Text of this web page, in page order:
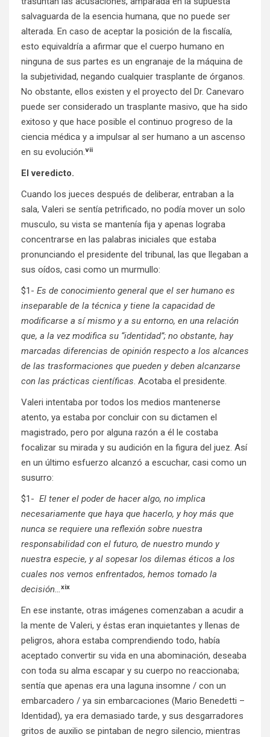
salvaguarda de la esencia humana, que no puede ser
alterada. En caso de aceptar la posición de la fiscalía,
esto equivaldría a afirmar que el cuerpo humano en
ninguna de sus partes es un engranaje de la máquina de
la subjetividad, negando cualquier trasplante de órganos.
No obstante, ellos existen y el proyecto del Dr. Canevaro
puede ser considerado un trasplante masivo, que ha sido
exitoso y que hace posible el continuo progreso de la
ciencia médica y a impulsar al ser humano a un ascenso
en su evolución.vii
El veredicto.
Cuando los jueces después de deliberar, entraban a la
sala, Valeri se sentía petrificado, no podía mover un solo
musculo, su vista se mantenía fija y apenas lograba
concentrarse en las palabras iniciales que estaba
pronunciando el presidente del tribunal, las que llegaban a
sus oídos, casi como un murmullo:
$1- Es de conocimiento general que el ser humano es
inseparable de la técnica y tiene la capacidad de
modificarse a sí mismo y a su entorno, en una relación
que, a la vez modifica su “identidad”; no obstante, hay
marcadas diferencias de opinión respecto a los alcances
de las trasformaciones que pueden y deben alcanzarse
con las prácticas científicas. Acotaba el presidente.
Valeri intentaba por todos los medios mantenerse
atento, ya estaba por concluir con su dictamen el
magistrado, pero por alguna razón a él le costaba
focalizar su mirada y su audición en la figura del juez. Así
en un último esfuerzo alcanzó a escuchar, casi como un
susurro:
$1- El tener el poder de hacer algo, no implica
necesariamente que haya que hacerlo, y hoy más que
nunca se requiere una reflexión sobre nuestra
responsabilidad con el futuro, de nuestro mundo y
nuestra especie, y al sopesar los dilemas éticos a los
cuales nos vemos enfrentados, hemos tomado la
decisión…xix
En ese instante, otras imágenes comenzaban a acudir a
la mente de Valeri, y éstas eran inquietantes y llenas de
peligros, ahora estaba comprendiendo todo, había
aceptado convertir su vida en una abominación, deseaba
con toda su alma escapar y su cuerpo no reaccionaba;
sentía que apenas era una laguna insomne / con un
embarcadero / ya sin embarcaciones (Mario Benedetti –
Identidad), ya era demasiado tarde, y sus desgarradores
gritos de auxilio se pintaban de negro silencio, mientras